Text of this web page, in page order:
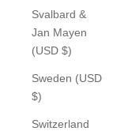
Svalbard &
Jan Mayen
(USD $)
Sweden (USD
$)
Switzerland